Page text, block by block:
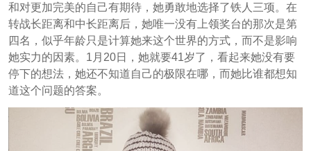
和对更加完美的自己有期待，她勇敢地选择了铁人三项。在
转战长距离和中长距离后，她唯一没有上领奖台的那次是第
四名，似乎年龄只是计算她来这个世界的方式，而不是影响
她实力的因素。1月20日，她就要41岁了，看起来她没有要
停下的想法，她还不知道自己的极限在哪，而她比谁都想知
道这个问题的答案。